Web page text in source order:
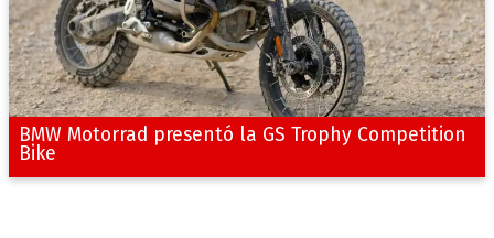
BMW Motorrad presentó la GS Trophy Competition
Bike